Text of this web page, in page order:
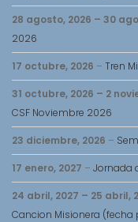
28 agosto, 2026 – 30
2026
17 octubre, 2026 – Tren
31 octubre, 2026 – 2
CSF Noviembre 2026
23 diciembre, 2026 –
17 enero, 2027 – Jornada
24 abril, 2027 – 25 abril,
Cancion Misionera